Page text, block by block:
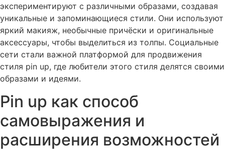
экспериментируют с различными образами, создавая
уникальные и запоминающиеся стили. Они используют
яркий макияж, необычные причёски и оригинальные
аксессуары, чтобы выделиться из толпы. Социальные
сети стали важной платформой для продвижения
стиля pin up, где любители этого стиля делятся своими
образами и идеями.
Pin up как способ
самовыражения и
расширения возможностей